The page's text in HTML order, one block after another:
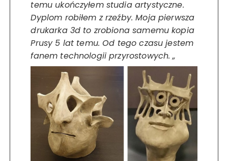
temu ukończyłem studia artystyczne.
Dyplom robiłem z rzeźby. Moja pierwsza
drukarka 3d to zrobiona samemu kopia
Prusy 5 lat temu. Od tego czasu jestem
fanem technologii przyrostowych. „